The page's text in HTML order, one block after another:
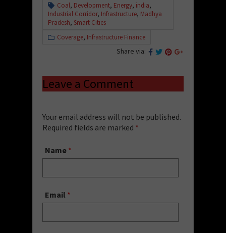
Coal, Development, Energy, india,
Industrial Corridor, Infrastructure, Madhya
Pradesh, Smart Cities
Coverage, Infrastructure Finance
Share via:
Leave a Comment
Your email address will not be published.
Required fields are marked *
Name *
Email *